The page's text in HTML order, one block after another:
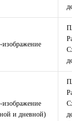
изображение
изображение
и дневной)